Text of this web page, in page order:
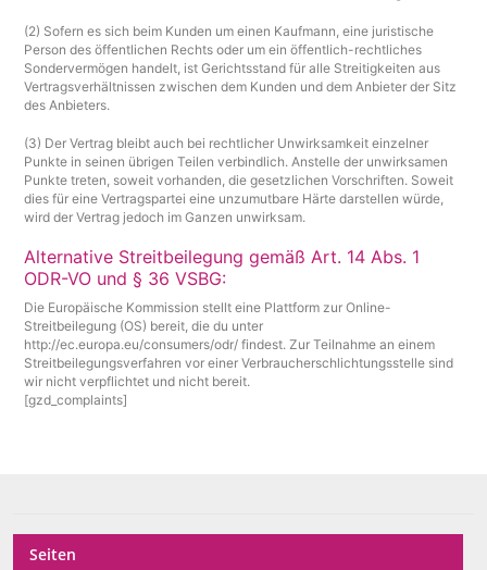
(2) Sofern es sich beim Kunden um einen Kaufmann, eine juristische
Person des öffentlichen Rechts oder um ein öffentlich-rechtliches
Sondervermögen handelt, ist Gerichtsstand für alle Streitigkeiten aus
Vertragsverhältnissen zwischen dem Kunden und dem Anbieter der Sitz
des Anbieters.
(3) Der Vertrag bleibt auch bei rechtlicher Unwirksamkeit einzelner
Punkte in seinen übrigen Teilen verbindlich. Anstelle der unwirksamen
Punkte treten, soweit vorhanden, die gesetzlichen Vorschriften. Soweit
dies für eine Vertragspartei eine unzumutbare Härte darstellen würde,
wird der Vertrag jedoch im Ganzen unwirksam.
Alternative Streitbeilegung gemäß Art. 14 Abs. 1
ODR-VO und § 36 VSBG:
Die Europäische Kommission stellt eine Plattform zur Online-
Streitbeilegung (OS) bereit, die du unter
http://ec.europa.eu/consumers/odr/ findest. Zur Teilnahme an einem
Streitbeilegungsverfahren vor einer Verbraucherschlichtungsstelle sind
wir nicht verpflichtet und nicht bereit.
[gzd_complaints]
Seiten